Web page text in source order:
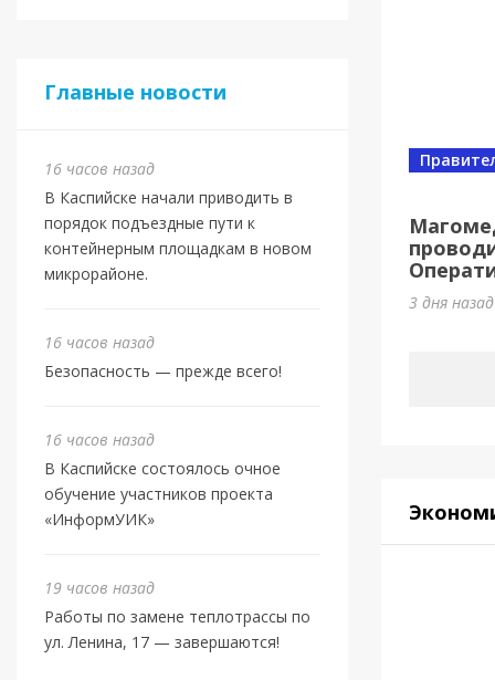
Главные новости
16 часов назад
В Каспийске начали приводить в
порядок подъездные пути к
контейнерным площадкам в новом
микрорайоне.
16 часов назад
Безопасность — прежде всего!
16 часов назад
В Каспийске состоялось очное
обучение участников проекта
«ИнформУИК»
19 часов назад
Работы по замене теплотрассы по
ул. Ленина, 17 — завершаются!
3 дня